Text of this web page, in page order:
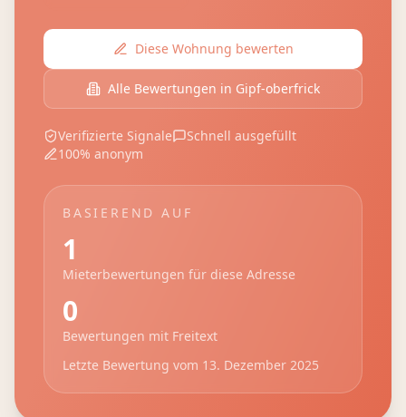
Diese Wohnung bewerten
Alle Bewertungen in Gipf-oberfrick
Verifizierte Signale
Schnell ausgefüllt
100% anonym
BASIEREND AUF
1
Mieterbewertungen für diese Adresse
0
Bewertungen mit Freitext
Letzte Bewertung vom 13. Dezember 2025